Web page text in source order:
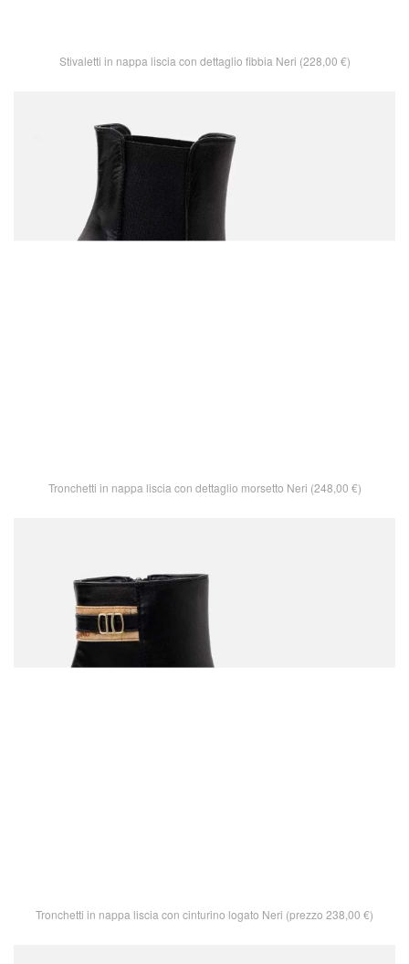
Stivaletti in nappa liscia con dettaglio fibbia Neri (228,00 €)
Tronchetti in nappa liscia con dettaglio morsetto Neri (248,00 €)
Tronchetti in nappa liscia con cinturino logato Neri (prezzo 238,00 €)